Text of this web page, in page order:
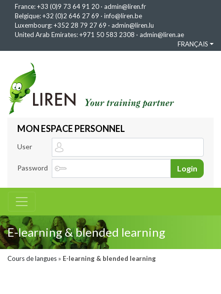
France:+33 (0)9 73 64 91 20 · admin@liren.fr
Belgique:+32 (0)2 646 27 69 · info@liren.be
Luxembourg:+352 28 79 27 69 · admin@liren.lu
United Arab Emirates:+971 50 583 2308 · admin@liren.ae
FRANÇAIS
MON ESPACE PERSONNEL
User
Password Login
E-learning & blended learning
Cours de langues » E-learning & blended learning